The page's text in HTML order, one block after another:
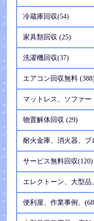
冷蔵庫回収(54)
家具類回収 (25)
洗濯機回収(37)
エアコン回収無料 (388)
マットレス、ソファー
物置解体回収 (29)
耐火金庫、消火器、
サービス無料回収(120)
エレクトーン、大型品
便利屋、作業事例、